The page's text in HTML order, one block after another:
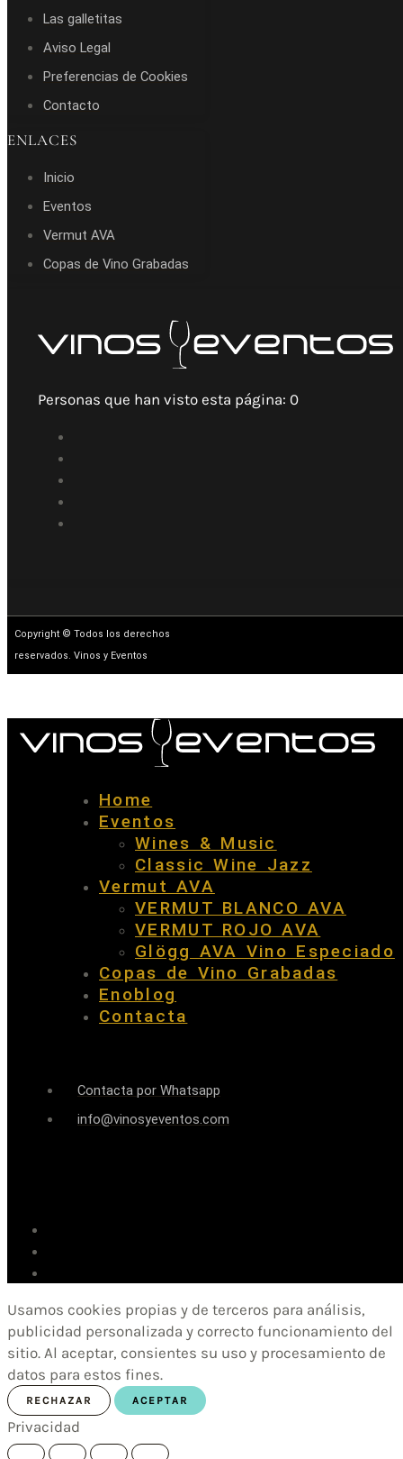
Las galletitas
Aviso Legal
Preferencias de Cookies
Contacto
ENLACES
Inicio
Eventos
Vermut AVA
Copas de Vino Grabadas
Personas que han visto esta página: 0
Copyright © Todos los derechos
reservados. Vinos y Eventos
Home
Eventos
Wines & Music
Classic Wine Jazz
Vermut AVA
VERMUT BLANCO AVA
VERMUT ROJO AVA
Glögg AVA Vino Especiado
Copas de Vino Grabadas
Enoblog
Contacta
Contacta por Whatsapp
info@vinosyeventos.com
Usamos cookies propias y de terceros para análisis,
publicidad personalizada y correcto funcionamiento del
sitio. Al aceptar, consientes su uso y procesamiento de
datos para estos fines.
RECHAZAR ACEPTAR
Privacidad